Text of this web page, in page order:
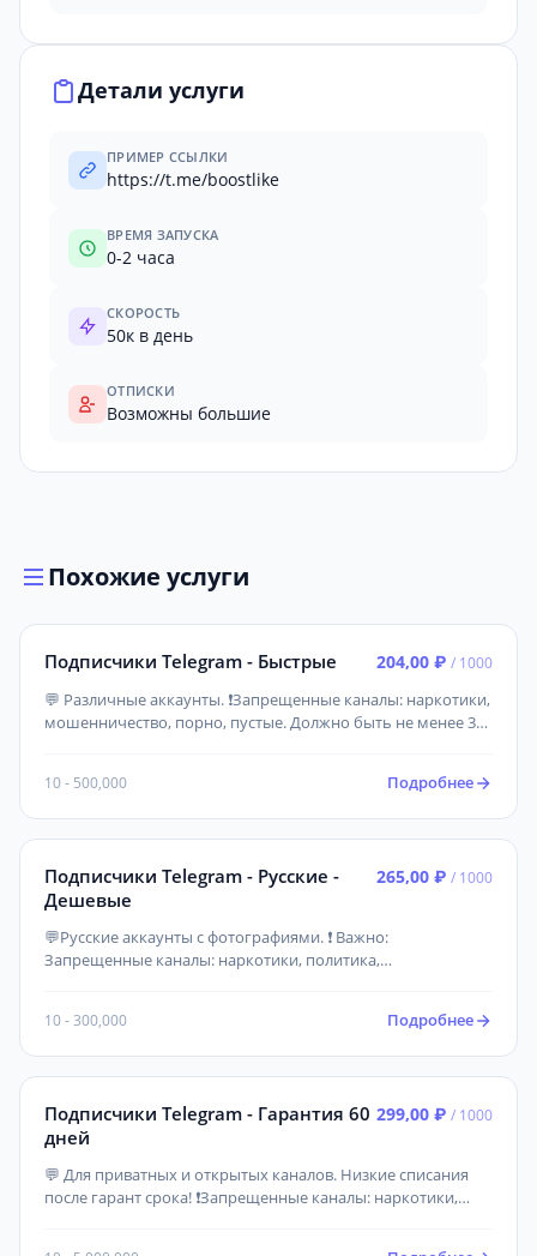
Детали услуги
ПРИМЕР ССЫЛКИ
https://t.me/boostlike
ВРЕМЯ ЗАПУСКА
0-2 часа
СКОРОСТЬ
50к в день
ОТПИСКИ
Возможны большие
Похожие услуги
Подписчики Telegram - Быстрые 204,00 ₽ / 1000
💬 Различные аккаунты. ❗Запрещенные каналы: наркотики,
мошенничество, порно, пустые. Должно быть не менее 3
10 - 500,000 Подробнее
Подписчики Telegram - Русские -
Дешевые
265,00 ₽ / 1000
💬Русские аккаунты с фотографиями. ❗ Важно:
Запрещенные каналы: наркотики, политика,
10 - 300,000 Подробнее
Подписчики Telegram - Гарантия 60
дней
299,00 ₽ / 1000
💬 Для приватных и открытых каналов. Низкие списания
после гарант срока! ❗Запрещенные каналы: наркотики,